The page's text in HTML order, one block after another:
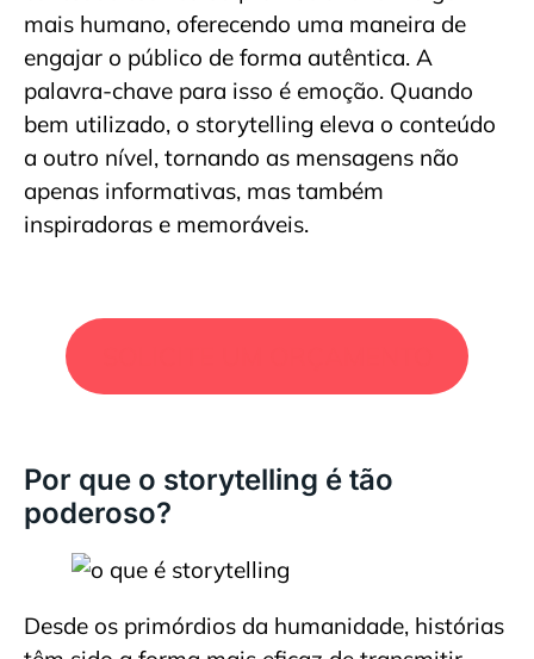
mais humano, oferecendo uma maneira de
engajar o público de forma autêntica. A
palavra-chave para isso é emoção. Quando
bem utilizado, o storytelling eleva o conteúdo
a outro nível, tornando as mensagens não
apenas informativas, mas também
inspiradoras e memoráveis.
Por que o storytelling é tão
poderoso?
Desde os primórdios da humanidade, histórias